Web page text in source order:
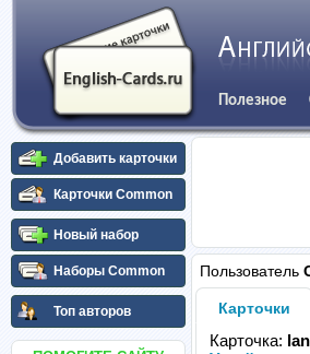
Полезное
Добавить карточки
Карточки Common
Новый набор
Наборы Common
Топ авторов
Пользователь
Карточки
Карточка: